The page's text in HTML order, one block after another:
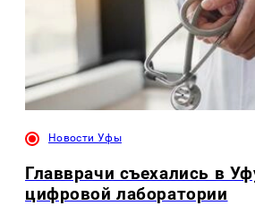
Новости Уфы
Главврачи съехались в
цифровой лаборатории